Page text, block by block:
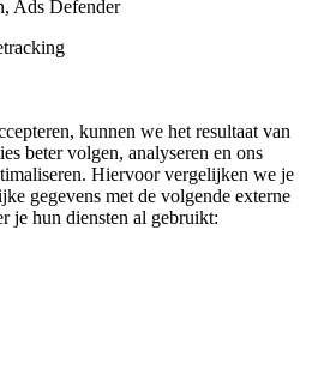
Ads Defender
kunnen we het resultaat van
beter volgen, analyseren en ons
Hiervoor vergelijken we je
gegevens met de volgende externe
je hun diensten al gebruikt: